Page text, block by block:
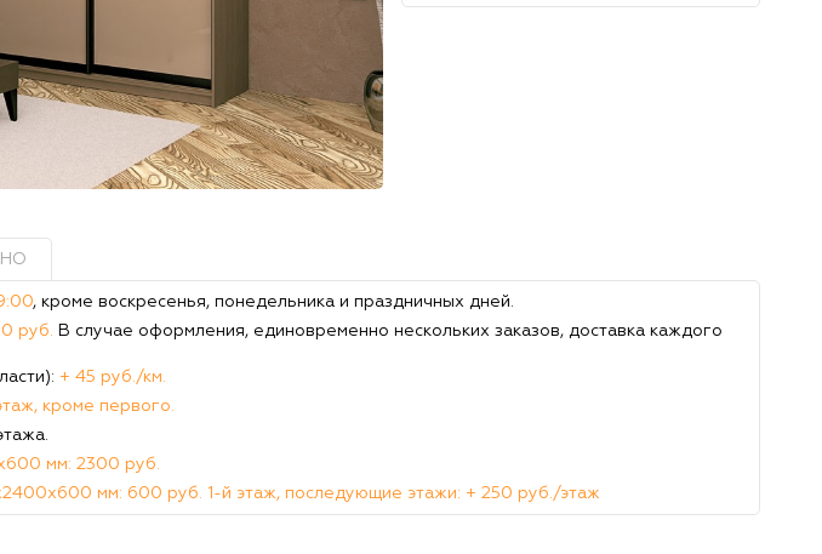
, кроме воскресенья, понедельника и праздничных дней.
руб. В случае оформления, единовременно нескольких заказов, доставка каждого
+ 45 руб./км.
кроме первого.
мм: 2300 руб.
мм: 600 руб. 1-й этаж, последующие этажи: + 250 руб./этаж